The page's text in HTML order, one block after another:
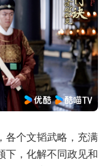
各个文韬武略，充满
下，化解不同政见和